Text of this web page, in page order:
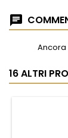
Ancora
16 ALTRI